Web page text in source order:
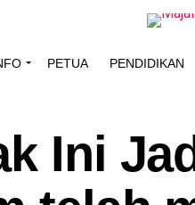
PETUA PENDIDIKAN
Ini